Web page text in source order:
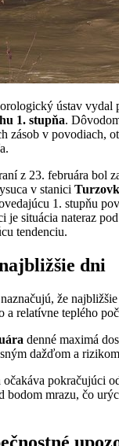
ústav vydal
1. stupňa.
zásob v povodiach,
z 23. februára bol
v stanici
1. stupňu
je situácia nateraz
tendenciu.
dni
že
a relatívne teplého
denné maximá
dažďom a
očakáva pokračujúci
bodom mrazu, čo